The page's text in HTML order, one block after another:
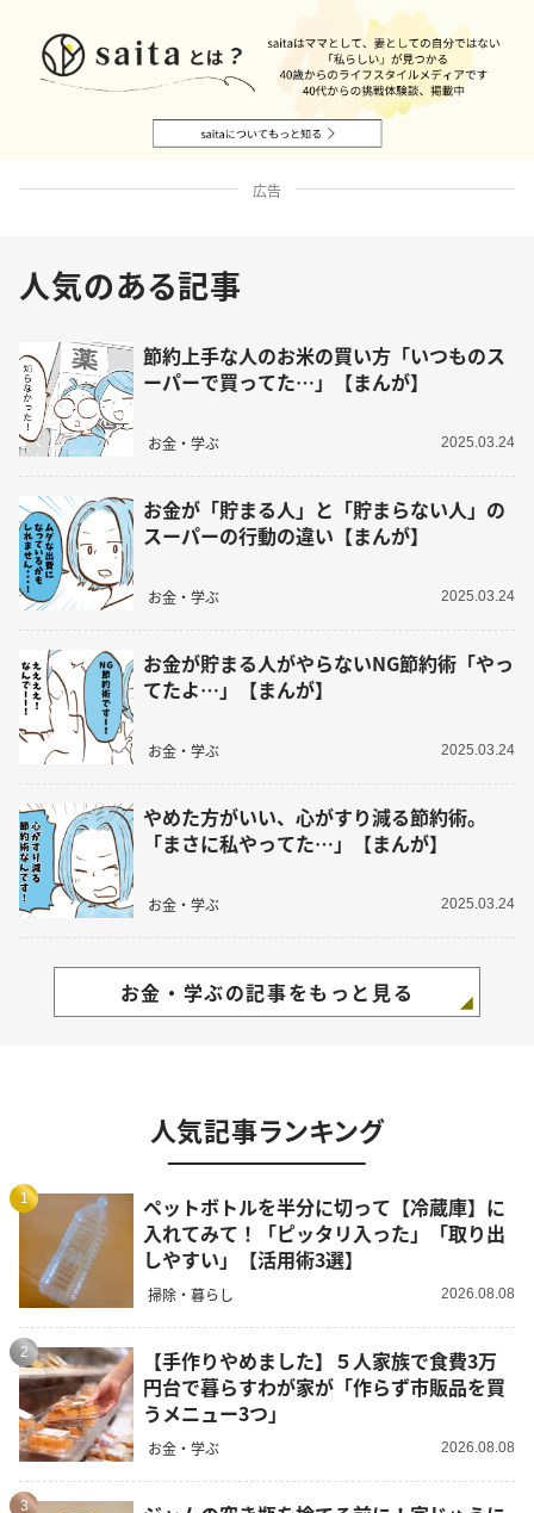
広告
人気のある記事
節約上手な人のお米の買い方「いつものス
ーパーで買ってた…」【まんが】
お金・学ぶ 2025.03.24
お金が「貯まる人」と「貯まらない人」の
スーパーの行動の違い【まんが】
お金・学ぶ 2025.03.24
お金が貯まる人がやらないNG節約術「やっ
てたよ…」【まんが】
お金・学ぶ 2025.03.24
やめた方がいい、心がすり減る節約術。
「まさに私やってた…」【まんが】
お金・学ぶ 2025.03.24
お金・学ぶの記事をもっと見る
人気記事ランキング
1
ペットボトルを半分に切って【冷蔵庫】に
入れてみて！「ピッタリ入った」「取り出
しやすい」【活用術3選】
掃除・暮らし 2026.08.08
2
【手作りやめました】５人家族で食費3万
円台で暮らすわが家が「作らず市販品を買
うメニュー3つ」
お金・学ぶ 2026.08.08
3